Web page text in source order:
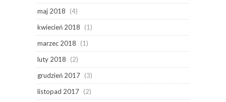
maj 2018
(4)
kwiecień 2018
(1)
marzec 2018
(1)
luty 2018
(2)
grudzień 2017 (3)
listopad 2017 (2)